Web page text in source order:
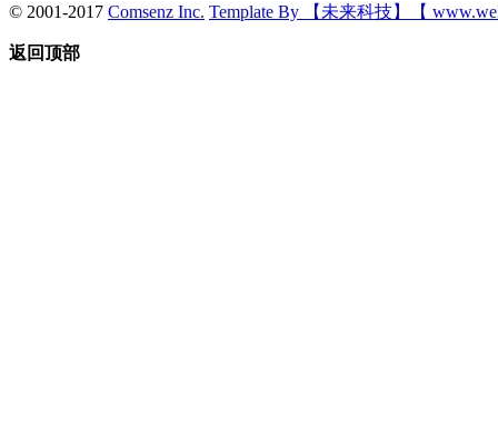
© 2001-2017 Comsenz Inc. Template By 【未来科技】【
返回顶部